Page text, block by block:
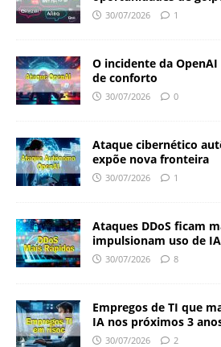
30/07/2026 1
O incidente da
de conforto
30/07/2026 0
Ataque cibernético
expõe nova fronteira
30/07/2026 1
Ataques DDoS ficam
impulsionam uso de
30/07/2026 8
Empregos de TI que
IA nos próximos 3
30/07/2026 2